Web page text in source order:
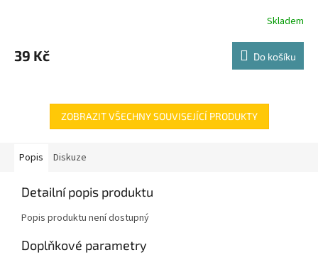
Skladem
39 Kč Do košíku
ZOBRAZIT VŠECHNY SOUVISEJÍCÍ PRODUKTY
Popis Diskuze
Detailní popis produktu
Popis produktu není dostupný
Doplňkové parametry